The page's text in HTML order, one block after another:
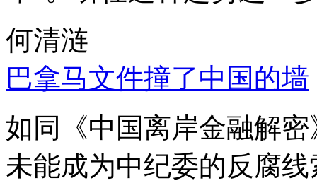
何清涟
巴拿马文件撞了中国的墙
如同《中国离岸金融解
未能成为中纪委的反腐